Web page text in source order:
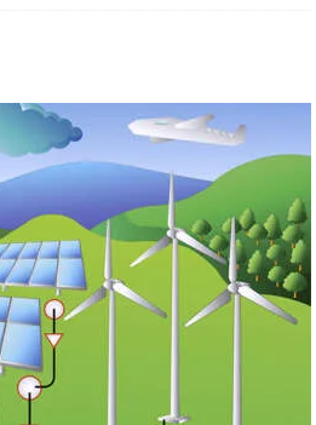
promění vaši kuchyň na italskou pizzerii
měli vědět milovníci technologií